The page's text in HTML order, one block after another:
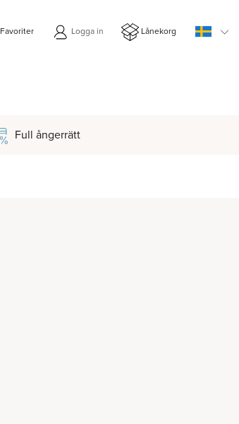
Favoriter Logga in Lånekorg
Full ångerrätt